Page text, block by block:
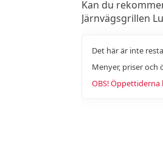
Kan du
Järnvägsgrillen
Det här är inte
Menyer, priser
OBS!